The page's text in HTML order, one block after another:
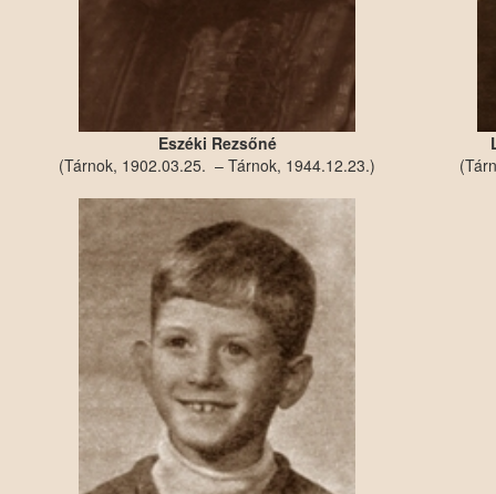
Eszéki Rezsőné
(Tárnok, 1902.03.25. – Tárnok, 1944.12.23.)